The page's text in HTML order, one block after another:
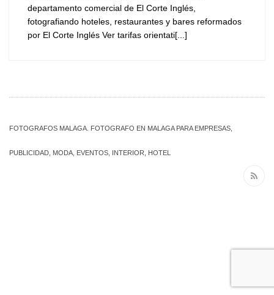
departamento comercial de El Corte Inglés,
fotografiando hoteles, restaurantes y bares reformados
por El Corte Inglés Ver tarifas orientati[...]
FOTOGRAFOS MALAGA. FOTOGRAFO EN MALAGA PARA EMPRESAS,
PUBLICIDAD, MODA, EVENTOS, INTERIOR, HOTEL